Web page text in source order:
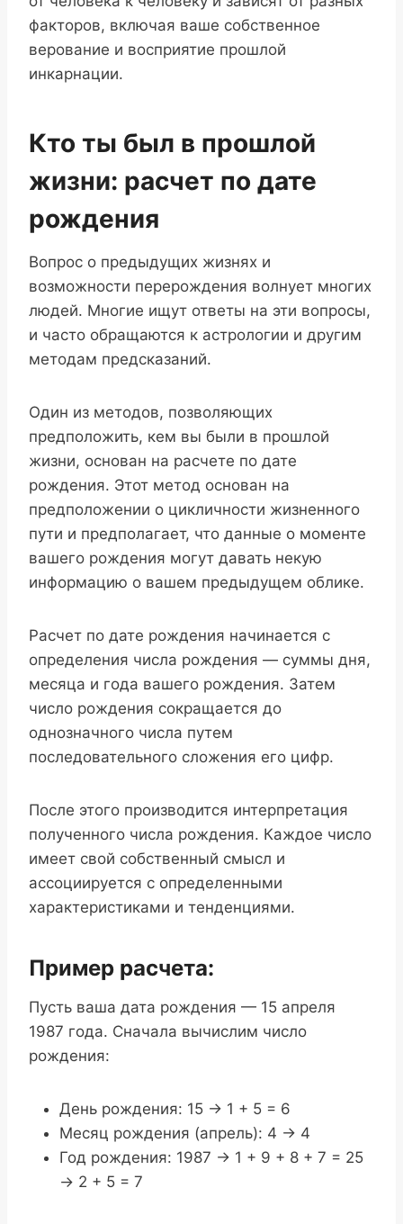
факторов, включая ваше собственное
верование и восприятие прошлой
инкарнации.
Кто ты был в прошлой
жизни: расчет по дате
рождения
Вопрос о предыдущих жизнях и
возможности перерождения волнует многих
людей. Многие ищут ответы на эти вопросы,
и часто обращаются к астрологии и другим
методам предсказаний.
Один из методов, позволяющих
предположить, кем вы были в прошлой
жизни, основан на расчете по дате
рождения. Этот метод основан на
предположении о цикличности жизненного
пути и предполагает, что данные о моменте
вашего рождения могут давать некую
информацию о вашем предыдущем облике.
Расчет по дате рождения начинается с
определения числа рождения — суммы дня,
месяца и года вашего рождения. Затем
число рождения сокращается до
однозначного числа путем
последовательного сложения его цифр.
После этого производится интерпретация
полученного числа рождения. Каждое число
имеет свой собственный смысл и
ассоциируется с определенными
характеристиками и тенденциями.
Пример расчета:
Пусть ваша дата рождения — 15 апреля
1987 года. Сначала вычислим число
рождения:
День рождения: 15 -> 1 + 5 = 6
Месяц рождения (апрель): 4 -> 4
Год рождения: 1987 -> 1 + 9 + 8 + 7 = 25
-> 2 + 5 = 7